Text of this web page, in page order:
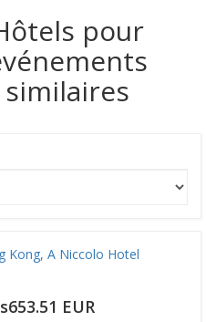
pour
similaires
Kong, A Niccolo Hotel
EUR